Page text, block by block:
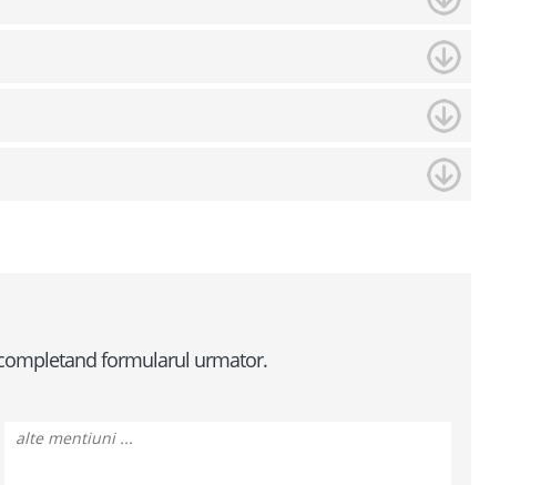
formularul urmator.